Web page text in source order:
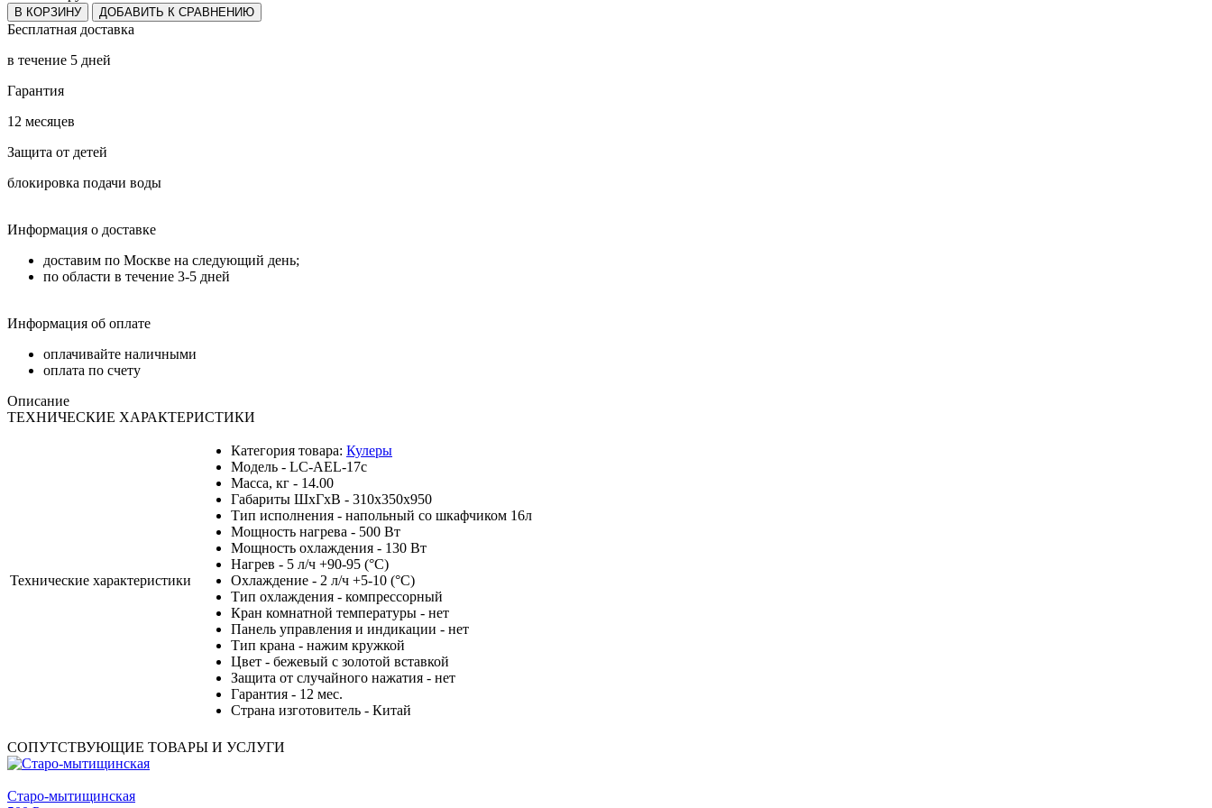
В КОРЗИНУ ДОБАВИТЬ К СРАВНЕНИЮ
Бесплатная доставка
в течение 5 дней
Гарантия
12 месяцев
Защита от детей
блокировка подачи воды
Информация о доставке
доставим по Москве на следующий день;
по области в течение 3-5 дней
Информация об оплате
оплачивайте наличными
оплата по счету
Описание
ТЕХНИЧЕСКИЕ ХАРАКТЕРИСТИКИ
Технические характеристики
Категория товара: Кулеры
Модель - LC-AEL-17с
Масса, кг - 14.00
Габариты ШхГхВ - 310x350x950
Тип исполнения - напольный со шкафчиком 16л
Мощность нагрева - 500 Вт
Мощность охлаждения - 130 Вт
Нагрев - 5 л/ч +90-95 (°С)
Охлаждение - 2 л/ч +5-10 (°С)
Тип охлаждения - компрессорный
Кран комнатной температуры - нет
Панель управления и индикации - нет
Тип крана - нажим кружкой
Цвет - бежевый с золотой вставкой
Защита от случайного нажатия - нет
Гарантия - 12 мес.
Страна изготовитель - Китай
СОПУТСТВУЮЩИЕ ТОВАРЫ И УСЛУГИ
Старо-мытищинская